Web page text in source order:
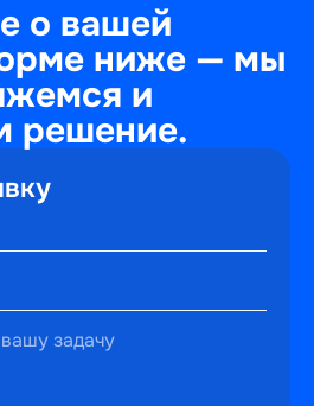
о вашей
ниже — мы
и
решение.